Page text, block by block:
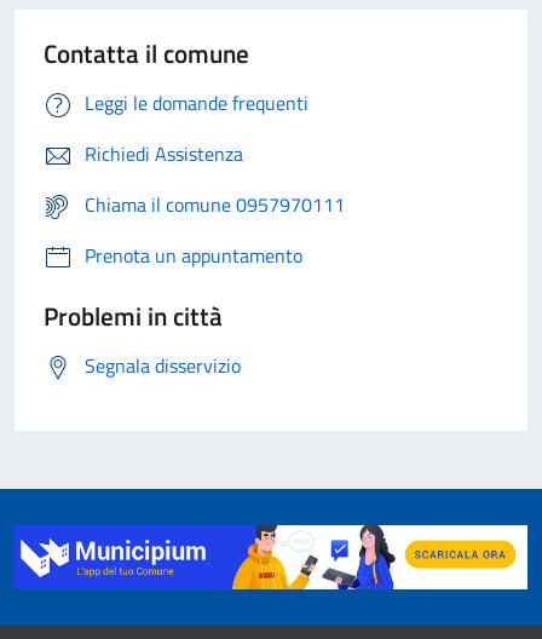
Contatta il comune
Leggi le domande frequenti
Richiedi Assistenza
Chiama il comune 0957970111
Prenota un appuntamento
Problemi in città
Segnala disservizio